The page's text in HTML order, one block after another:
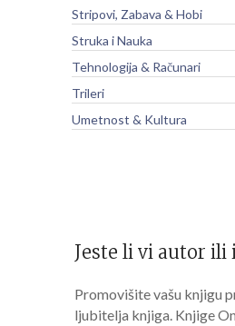
Stripovi, Zabava & Hobi
Struka i Nauka
Tehnologija & Računari
Trileri
Umetnost & Kultura
Jeste li vi autor ili
Promovišite vašu knjigu
ljubitelja knjiga. Knjige